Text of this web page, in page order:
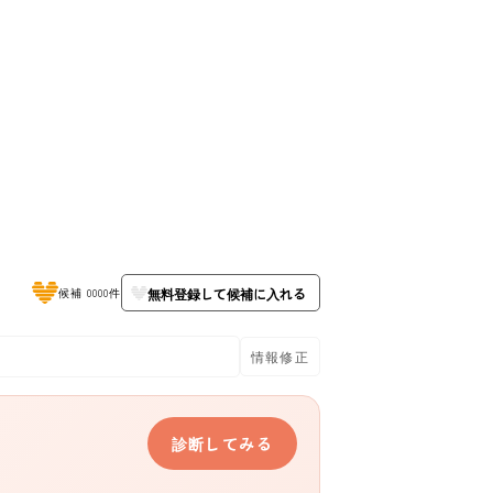
候補 0000件 無料登録して候補に入れる
情報修正
診断してみる